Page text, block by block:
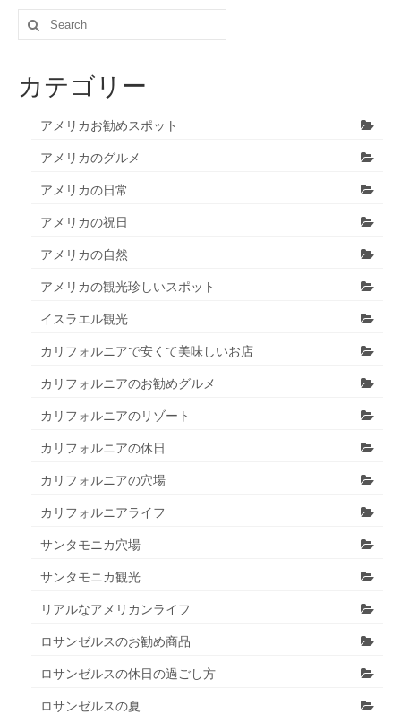
Search
for:
カテゴリー
アメリカお勧めスポット
アメリカのグルメ
アメリカの日常
アメリカの祝日
アメリカの自然
アメリカの観光珍しいスポット
イスラエル観光
カリフォルニアで安くて美味しいお店
カリフォルニアのお勧めグルメ
カリフォルニアのリゾート
カリフォルニアの休日
カリフォルニアの穴場
カリフォルニアライフ
サンタモニカ穴場
サンタモニカ観光
リアルなアメリカンライフ
ロサンゼルスのお勧め商品
ロサンゼルスの休日の過ごし方
ロサンゼルスの夏